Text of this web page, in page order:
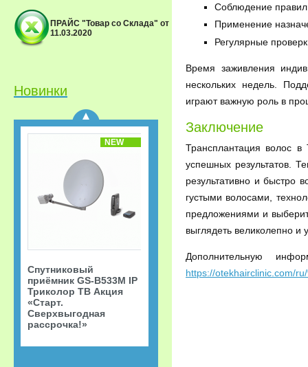
Соблюдение правил
Применение
Регулярные
Время заживления
нескольких недель.
играют важную роль в
Заключение
Трансплантация волос
успешных результатов.
результативно и быстро
густыми волосами,
предложениями и
выглядеть великолепно и
Дополнительную
https://otekhairclinic.com/
ПРАЙС "Товар со Склада" от
11.03.2020
Новинки
Спутниковый
Сверхвыгодная
рассрочка!»
NEW
Спутниковый
приёмник GS-B533M IP
Триколор ТВ Акция
«Старт.
Сверхвыгодная
рассрочка!»